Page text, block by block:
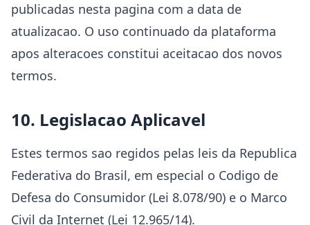
publicadas nesta pagina com a data de
atualizacao. O uso continuado da plataforma
apos alteracoes constitui aceitacao dos novos
termos.
10. Legislacao Aplicavel
Estes termos sao regidos pelas leis da Republica
Federativa do Brasil, em especial o Codigo de
Defesa do Consumidor (Lei 8.078/90) e o Marco
Civil da Internet (Lei 12.965/14).